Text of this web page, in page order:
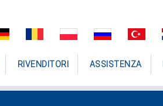
RIVENDITORI ASSISTENZA